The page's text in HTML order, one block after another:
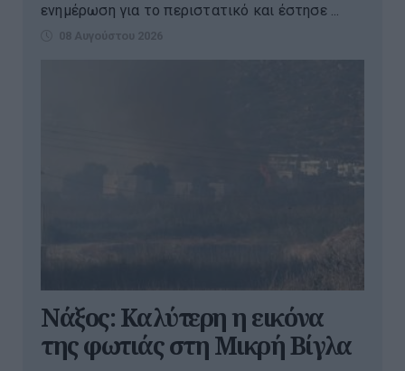
ενημέρωση για το περιστατικό και έστησε ...
Νάξος: Καλύτερη η εικόνα
της φωτιάς στη Μικρή Βίγλα